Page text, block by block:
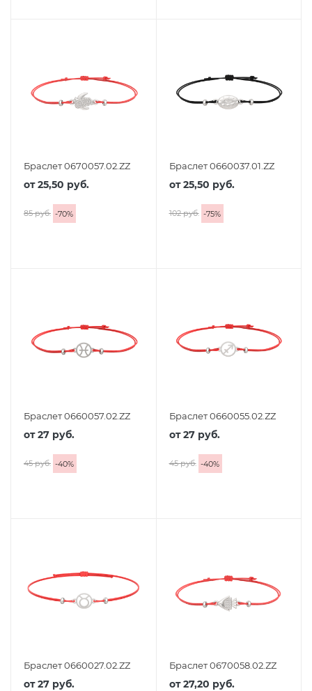
Браслет 0670057.02.ZZ
от25,50 руб.
85 руб. -70%
Браслет 0660037.01.ZZ
от25,50 руб.
102 руб. -75%
Браслет 0660057.02.ZZ
от27 руб.
45 руб. -40%
Браслет 0660055.02.ZZ
от27 руб.
45 руб. -40%
Браслет 0660027.02.ZZ
от27 руб.
Браслет 0670058.02.ZZ
от27,20 руб.